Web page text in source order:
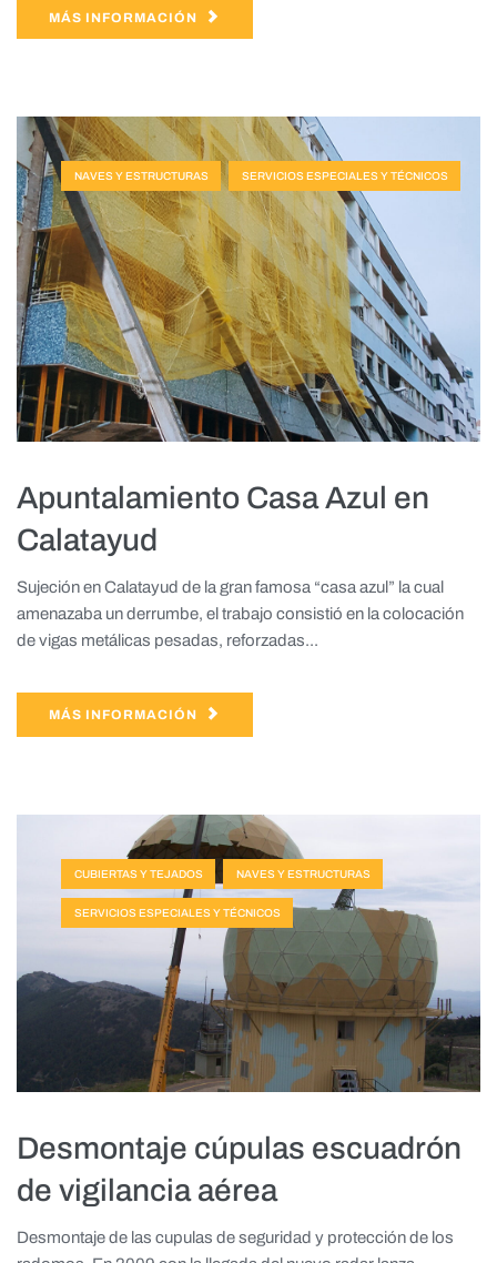
MÁS INFORMACIÓN
NAVES Y ESTRUCTURAS SERVICIOS ESPECIALES Y TÉCNICOS
Apuntalamiento Casa Azul en
Calatayud
Sujeción en Calatayud de la gran famosa “casa azul” la cual
amenazaba un derrumbe, el trabajo consistió en la colocación
de vigas metálicas pesadas, reforzadas...
MÁS INFORMACIÓN
CUBIERTAS Y TEJADOS NAVES Y ESTRUCTURAS
SERVICIOS ESPECIALES Y TÉCNICOS
Desmontaje cúpulas escuadrón
de vigilancia aérea
Desmontaje de las cupulas de seguridad y protección de los